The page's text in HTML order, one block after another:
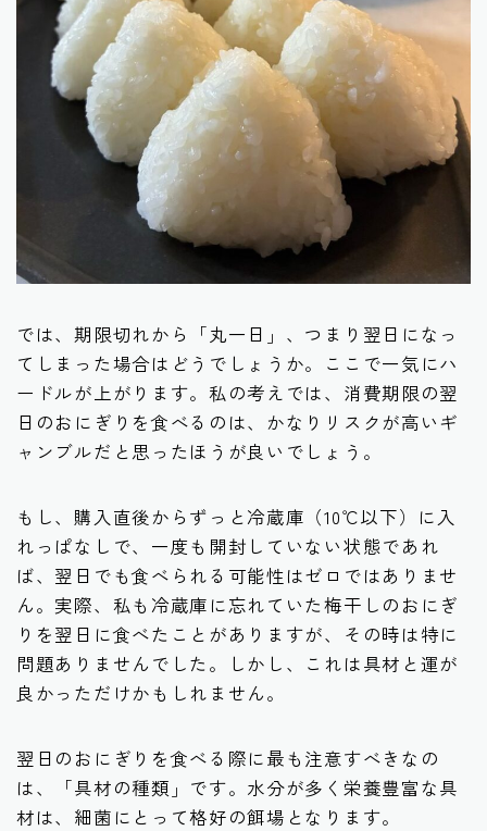
では、期限切れから「丸一日」、つまり翌日になっ
てしまった場合はどうでしょうか。ここで一気にハ
ードルが上がります。私の考えでは、消費期限の翌
日のおにぎりを食べるのは、かなりリスクが高いギ
ャンブルだと思ったほうが良いでしょう。
もし、購入直後からずっと冷蔵庫（10℃以下）に入
れっぱなしで、一度も開封していない状態であれ
ば、翌日でも食べられる可能性はゼロではありませ
ん。実際、私も冷蔵庫に忘れていた梅干しのおにぎ
りを翌日に食べたことがありますが、その時は特に
問題ありませんでした。しかし、これは具材と運が
良かっただけかもしれません。
翌日のおにぎりを食べる際に最も注意すべきなの
は、「具材の種類」です。水分が多く栄養豊富な具
材は、細菌にとって格好の餌場となります。